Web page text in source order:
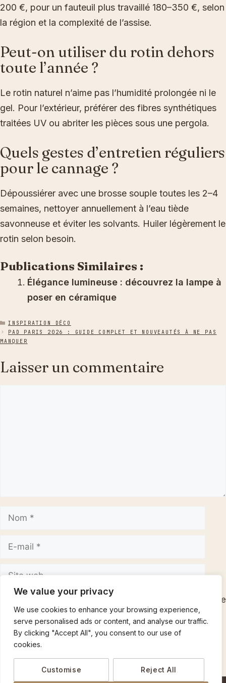
We value your privacy
We use cookies to enhance your browsing experience,
serve personalised ads or content, and analyse our traffic.
By clicking "Accept All", you consent to our use of
cookies.
Customise Reject All
200 €, pour un fauteuil plus travaillé 180–350 €, selon
la région et la complexité de l’assise.
Peut-on utiliser du rotin dehors
toute l’année ?
Le rotin naturel n’aime pas l’humidité prolongée ni le
gel. Pour l’extérieur, préférer des fibres synthétiques
traitées UV ou abriter les pièces sous une pergola.
Quels gestes d’entretien réguliers
pour le cannage ?
Dépoussiérer avec une brosse souple toutes les 2–4
semaines, nettoyer annuellement à l’eau tiède
savonneuse et éviter les solvants. Huiler légèrement le
rotin selon besoin.
Publications Similaires :
Élégance lumineuse : découvrez la lampe à
poser en céramique
CATÉGORIES
INSPIRATION DÉCO
PAD PARIS 2026 : GUIDE COMPLET ET NOUVEAUTÉS À NE PAS
MANQUER
Laisser un commentaire
mail
Enregistrer mon nom, mon e-mail et mon site dans le
navigateur pour mon prochain commentaire.